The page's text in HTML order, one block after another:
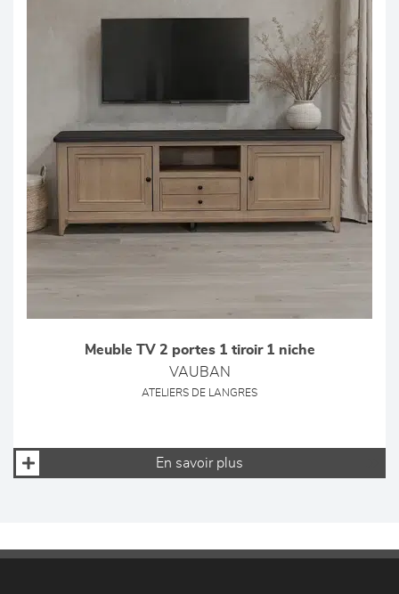
Meuble TV 2 portes 1 tiroir 1 niche
VAUBAN
ATELIERS DE LANGRES
En savoir plus